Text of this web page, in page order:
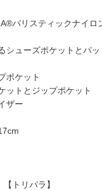
バリスティックナイロ
シューズポケットとパ
ポケット
ットとジップポケット
ザー
トリパラ】